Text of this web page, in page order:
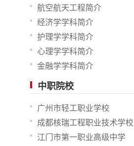
航空航天工程简介
经济学学科简介
护理学学科简介
心理学学科简介
金融学学科简介
中职院校
广州市轻工职业学校
成都核瑞工程职业技术学校
江门市第一职业高级中学